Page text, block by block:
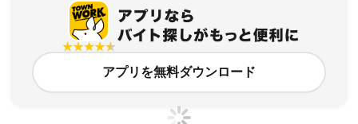
アプリを無料ダウンロード